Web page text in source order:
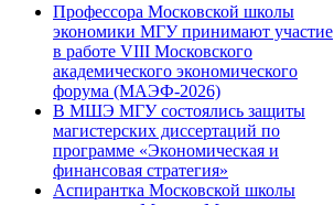
Профессора Московской школы
экономики МГУ принимают участие
в работе VIII Московского
академического экономического
форума (МАЭФ-2026)
В МШЭ МГУ состоялись защиты
магистерских диссертаций по
программе «Экономическая и
финансовая стратегия»
Аспирантка Московской школы